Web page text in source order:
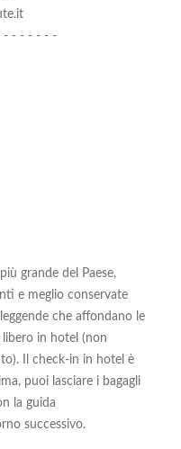
- - - - - - -
grande del Paese,
e meglio conservate
che affondano le
in hotel (non
Il check-in in hotel è
puoi lasciare i bagagli
la guida
successivo.